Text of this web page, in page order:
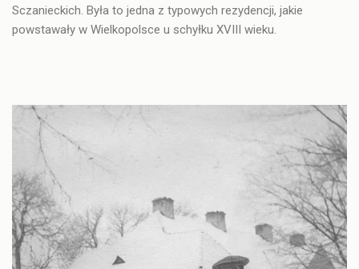
Sczanieckich. Była to jedna z typowych rezydencji, jakie
powstawały w Wielkopolsce u schyłku XVIII wieku.